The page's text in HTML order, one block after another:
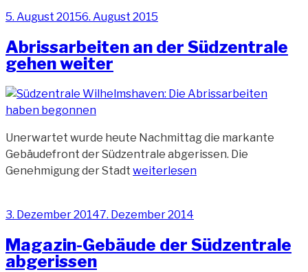
Veröffentlicht
5. August 20156. August 2015
Abrissarbeiten an der Südzentrale
gehen weiter
Unerwartet wurde heute Nachmittag die markante
Gebäudefront der Südzentrale abgerissen. Die
Genehmigung der Stadt „Abrissarbeiten
Südzentrale
gehen
weiter“
weiterlesen
Veröffentlicht
3. Dezember 20147. Dezember 2014
Magazin-Gebäude der Südzentrale
abgerissen